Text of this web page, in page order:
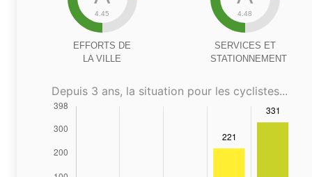
4.45
EFFORTS DE
LA VILLE
4.48
SERVICES ET
STATIONNEMENT
Depuis 3 ans, la situation pour les cyclistes...